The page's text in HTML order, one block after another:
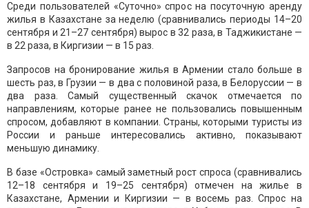
Среди пользователей «Суточно» спрос на посуточную аренду
жилья в Казахстане за неделю (сравнивались периоды 14–20
сентября и 21–27 сентября) вырос в 32 раза, в Таджикистане —
в 22 раза, в Киргизии — в 15 раз.
Запросов на бронирование жилья в Армении стало больше в
шесть раз, в Грузии — в два с половиной раза, в Белоруссии — в
два раза. Самый существенный скачок отмечается по
направлениям, которые ранее не пользовались повышенным
спросом, добавляют в компании. Страны, которыми туристы из
России и раньше интересовались активно, показывают
меньшую динамику.
В базе «Островка» самый заметный рост спроса (сравнивались
12–18 сентября и 19–25 сентября) отмечен на жилье в
Казахстане, Армении и Киргизии — в восемь раз. Спрос на